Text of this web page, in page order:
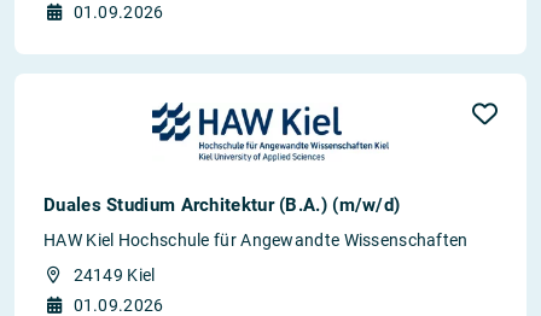
01.09.2026
Duales Studium Architektur (B.A.) (m/w/d)
HAW Kiel Hochschule für Angewandte Wissenschaften
24149 Kiel
01.09.2026